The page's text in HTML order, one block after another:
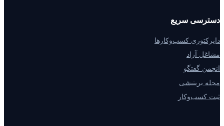
دسترسی سریع
دایرکتوری کسب‌وکارها
مشاغل آزاد
انجمن گفتگو
مجله بریتیشی
ثبت کسب‌وکار